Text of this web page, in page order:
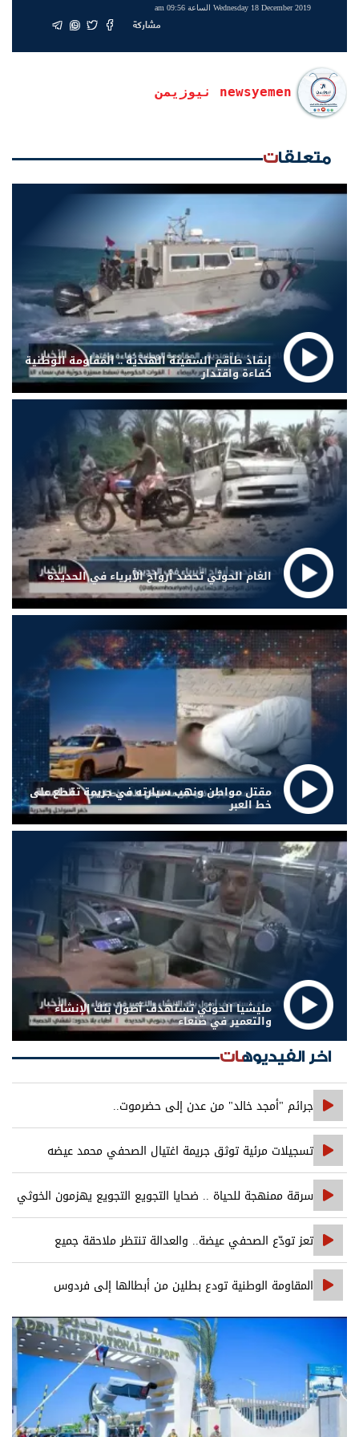
Wednesday 18 December 2019 الساعة 09:56 am
مشاركة
newsyemen نيوزيمن
متعلقات
إنقاذ طاقم السفينة الهندية .. المقاومة الوطنية
كفاءة واقتدار
الغام الحوثي تحصد أرواح الأبرياء في الحديدة
مقتل مواطن ونهب سيارته في جريمة تقطع على
خط العبر
مليشيا الحوثي تستهدف أصول بنك الإنشاء
والتعمير في صنعاء
اخر الفيديوهات
جرائم "أمجد خالد" من عدن إلى حضرموت..
تسجيلات مرئية توثق جريمة اغتيال الصحفي محمد عيضه
سرقة ممنهجة للحياة .. ضحايا التجويع التجويع يهزمون الخوثي
تعز تودّع الصحفي عيضة.. والعدالة تنتظر ملاحقة جميع
المتورطين
المقاومة الوطنية تودع بطلين من أبطالها إلى فردوس
الشهداء في المخا